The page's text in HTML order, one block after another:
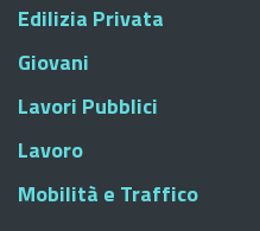
Edilizia Privata
Giovani
Lavori Pubblici
Lavoro
Mobilità e Traffico